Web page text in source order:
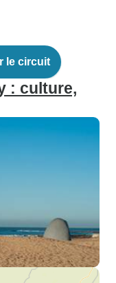
le circuit
: culture,